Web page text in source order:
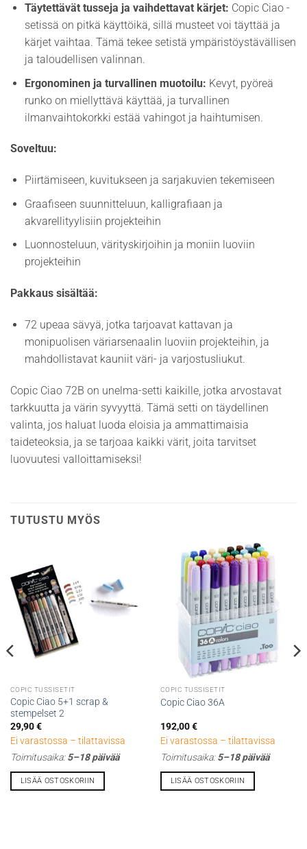
Täytettävät tusseja ja vaihdettavat kärjet: Copic Ciao -
setissä on pitkä käyttöikä, sillä musteet voi täyttää ja
kärjet vaihtaa. Tämä tekee setistä ympäristöystävällisen
ja taloudellisen valinnan.
Ergonominen ja turvallinen muotoilu: Kevyt, pyöreä
runko on miellyttävä käyttää, ja turvallinen
ilmanvaihtokorkki estää vahingot ja haihtumisen.
Soveltuu:
Piirtämiseen, kuvitukseen ja sarjakuvien tekemiseen
Graafiseen suunnitteluun, kalligrafiaan ja
akvarellityylisiin projekteihin
Luonnosteluun, värityskirjoihin ja moniin luoviin
projekteihin
Pakkaus sisältää:
72 upeaa sävyä, jotka tarjoavat kattavan ja
monipuolisen väriarsenaalin luoviin projekteihin, ja
mahdollistavat kauniit väri- ja varjostusliukut.
Copic Ciao 72B on unelma-setti kaikille, jotka arvostavat
tarkkuutta ja värin syvyyttä. Tämä setti on täydellinen
valinta, jos haluat luoda eloisia ja ammattimaisia
taideteoksia, ja se tarjoaa kaikki värit, joita tarvitset
luovuutesi valloittamiseksi!
TUTUSTU MYÖS
COPIC TUSSISETIT
Copic Ciao 5+1 scrap &
stempelset 2
29,90€
Ei varastossa – tilattavissa
Toimitusaika:5–18 päivää
LISÄÄ OSTOSKORIIN
COPIC TUSSISETIT
Copic Ciao 36A
192,00€
Ei varastossa – tilattavissa
Toimitusaika:5–18 päivää
LISÄÄ OSTOSKORIIN